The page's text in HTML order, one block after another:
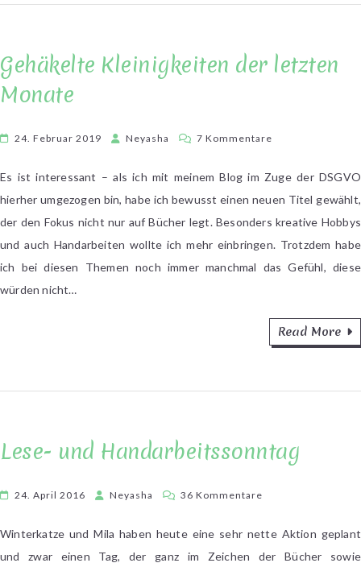
Gehäkelte Kleinigkeiten der letzten
Monate
24. Februar 2019 Neyasha 7 Kommentare
Kleinigkeiten
Es ist interessant – als ich mit meinem Blog im Zuge der DSGVO
hierher umgezogen bin, habe ich bewusst einen neuen Titel gewählt,
der den Fokus nicht nur auf Bücher legt. Besonders kreative Hobbys
und auch Handarbeiten wollte ich mehr einbringen. Trotzdem habe
ich bei diesen Themen noch immer manchmal das Gefühl, diese
würden nicht…
Read More
Lese- und Handarbeitssonntag
24. April 2016 Neyasha 36 Kommentare
und
Winterkatze und Mila haben heute eine sehr nette Aktion geplant
und zwar einen Tag, der ganz im Zeichen der Bücher sowie